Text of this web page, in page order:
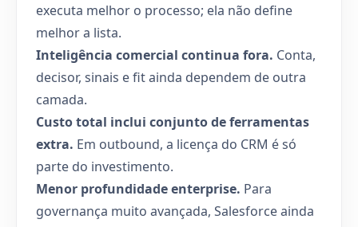
executa melhor o processo; ela não define
melhor a lista.
Inteligência comercial continua fora. Conta,
decisor, sinais e fit ainda dependem de outra
camada.
Custo total inclui conjunto de ferramentas
extra. Em outbound, a licença do CRM é só
parte do investimento.
Menor profundidade enterprise. Para
governança muito avançada, Salesforce ainda